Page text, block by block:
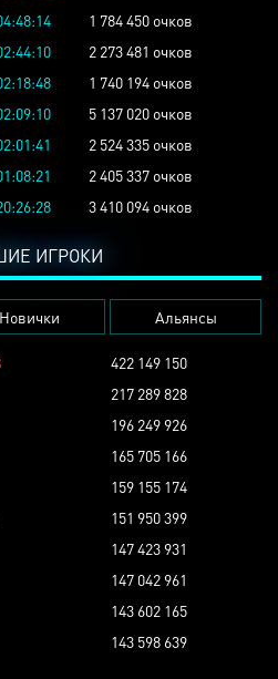
1 784 450 очков
2 273 481 очков
1 740 194 очков
5 137 020 очков
2 524 335 очков
2 405 337 очков
3 410 094 очков
ИГРОКИ
Новички Альянсы
422 149 150
217 289 828
196 249 926
165 705 166
159 155 174
151 950 399
147 423 931
147 042 961
143 602 165
143 598 639